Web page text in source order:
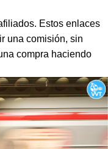
Estos enlaces
una comisión, sin
compra haciendo